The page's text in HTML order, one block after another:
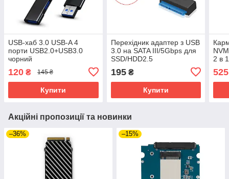
USB-хаб 3.0 USB-A 4
порти USB2.0+USB3.0
чорний
120 ₴ 145 ₴
Купити
Перехідник адаптер з USB
3.0 на SATA III/5Gbps для
SSD/HDD2.5
195₴
Купити
2 в
525
Акційні пропозиції та новинки
–36% –15%